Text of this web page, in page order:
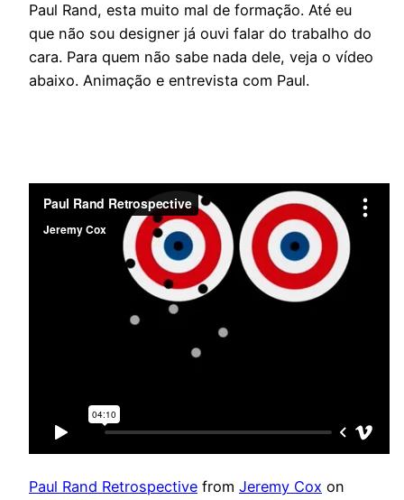
Paul Rand, esta muito mal de formação. Até eu
que não sou designer já ouvi falar do trabalho do
cara. Para quem não sabe nada dele, veja o vídeo
abaixo. Animação e entrevista com Paul.
Paul Rand Retrospective from Jeremy Cox on